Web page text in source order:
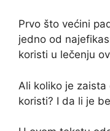
Prvo što većini
jedno od
koristi u lečenju
Ali koliko je
koristi? I da li je